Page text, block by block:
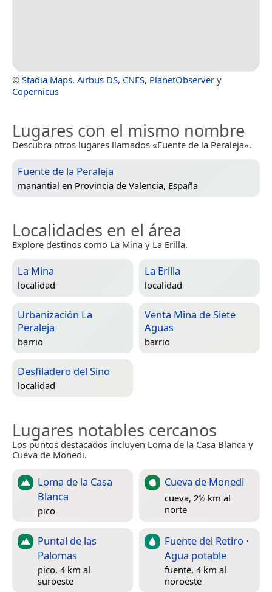
© Stadia Maps, Airbus DS, CNES, PlanetObserver y
Copernicus
Lugares con el mismo nombre
Descubra otros lugares llamados «Fuente de la Peraleja».
Fuente de la Peraleja
manantial en Provincia de Valencia, España
Localidades en el área
Explore destinos como La Mina y La Erilla.
La Mina
localidad
La Erilla
localidad
Urbanización La
Peraleja
barrio
Venta Mina de Siete
Aguas
barrio
Desfiladero del Sino
localidad
Lugares notables cercanos
Los puntos destacados incluyen Loma de la Casa Blanca y
Cueva de Monedi.
Loma de la Casa
Blanca
pico
Cueva de Monedi
cueva, 2½ km al
norte
Puntal de las
Palomas
pico, 4 km al
suroeste
Fuente del Retiro ·
Agua potable
fuente, 4 km al
noroeste